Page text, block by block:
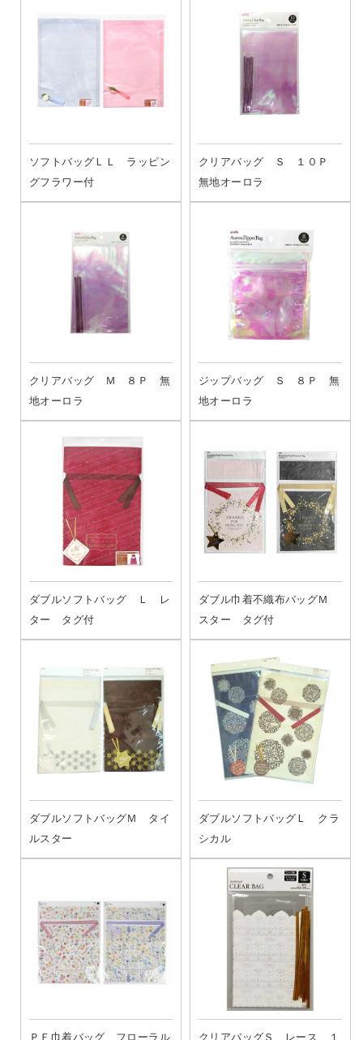
ソフトバッグＬＬ ラッピン
グフラワー付
クリアバッグ Ｓ １０Ｐ
無地オーロラ
クリアバッグ Ｍ ８Ｐ 無
地オーロラ
ジップバッグ Ｓ ８Ｐ 無
地オーロラ
ダブルソフトバッグ Ｌ レ
ター タグ付
ダブル巾着不織布バッグＭ
スター タグ付
ダブルソフトバッグＭ タイ
ルスター
ダブルソフトバッグＬ クラ
シカル